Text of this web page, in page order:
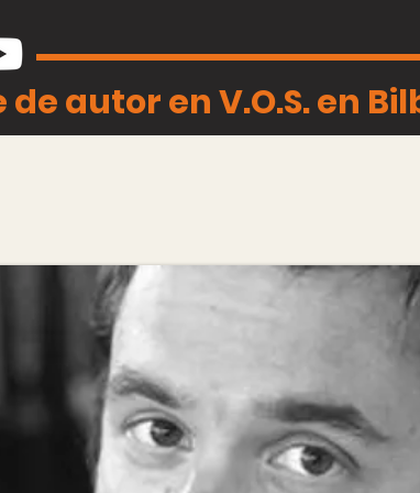
autor en V.O.S. en